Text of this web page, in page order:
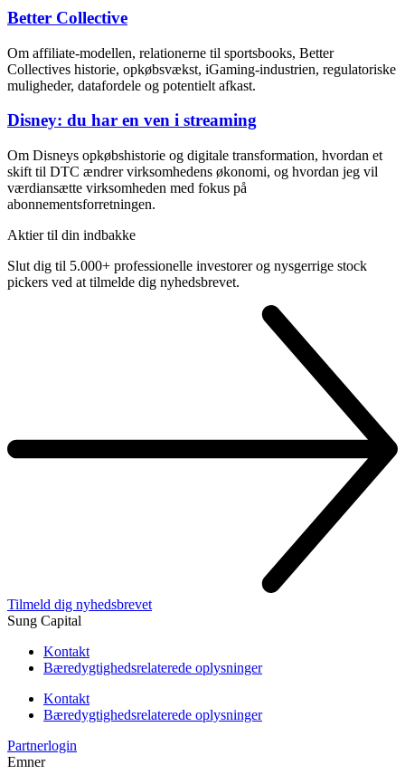
Better Collective
Om affiliate-modellen, relationerne til sportsbooks, Better
Collectives historie, opkøbsvækst, iGaming-industrien, regulatoriske
muligheder, datafordele og potentielt afkast.
Disney: du har en ven i streaming
Om Disneys opkøbshistorie og digitale transformation, hvordan et
skift til DTC ændrer virksomhedens økonomi, og hvordan jeg vil
værdiansætte virksomheden med fokus på
abonnementsforretningen.
Aktier til din indbakke
Slut dig til 5.000+ professionelle investorer og nysgerrige stock
pickers ved at tilmelde dig nyhedsbrevet.
Tilmeld dig nyhedsbrevet
Sung Capital
Kontakt
Bæredygtighedsrelaterede oplysninger
Kontakt
Bæredygtighedsrelaterede oplysninger
Partnerlogin
Emner